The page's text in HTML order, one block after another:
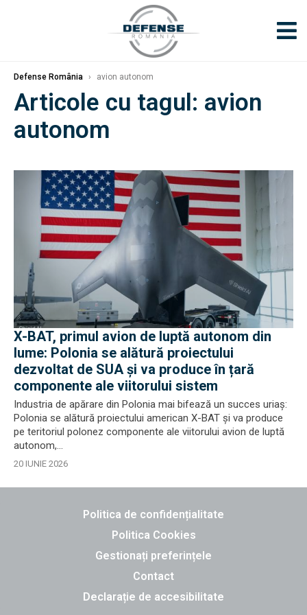
Defense România › avion autonom
Articole cu tagul: avion
autonom
X-BAT, primul avion de luptă autonom din
lume: Polonia se alătură proiectului
dezvoltat de SUA și va produce în țară
componente ale viitorului sistem
Industria de apărare din Polonia mai bifează un succes uriaș:
Polonia se alătură proiectului american X-BAT și va produce
pe teritoriul polonez componente ale viitorului avion de luptă
autonom,...
20 IUNIE 2026
Politica de confidențialitate
Politica Cookies
Gestionați preferințele
Contact
Declarație de accesibilitate